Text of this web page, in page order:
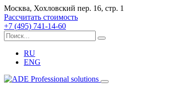
Москва, Хохловский пер. 16, стр. 1
Рассчитать стоимость
+7 (495) 741-14-60
RU
ENG